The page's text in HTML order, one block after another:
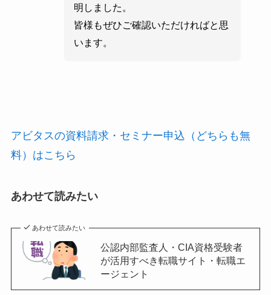
明しました。
皆様もぜひご確認いただければと思
います。
アビタスの資料請求・セミナー申込（どちらも無
料）はこちら
あわせて読みたい
あわせて読みたい
公認内部監査人・CIA資格受験者
が活用すべき転職サイト・転職エ
ージェント